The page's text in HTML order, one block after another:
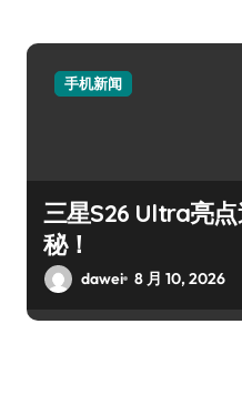
手机新闻
三星S26 Ultra亮
秘！
dawei 8 月 10, 2026